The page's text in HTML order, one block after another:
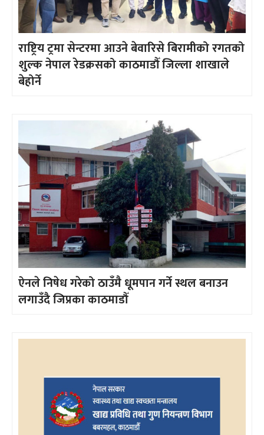
राष्ट्रिय ट्रमा सेन्टरमा आउने बेवारिसे बिरामीको रगतको
शुल्क नेपाल रेडक्रसको काठमाडौँ जिल्ला शाखाले
बेहोर्ने
ऐनले निषेध गरेको ठाउँमै धूमपान गर्ने स्थल बनाउन
लगाउँदै जिप्रका काठमाडौँ